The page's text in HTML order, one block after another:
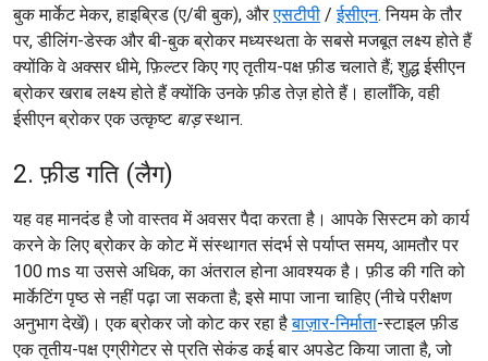
बुक मार्केट मेकर, हाइब्रिड (ए/बी बुक), औरएसटीपी /ईसीएन. नियम के तौर
पर, डीलिंग-डेस्क और बी-बुक ब्रोकर मध्यस्थता के सबसे मजबूत लक्ष्य होते हैं
क्योंकि वे अक्सर धीमे, फ़िल्टर किए गए तृतीय-पक्ष फ़ीड चलाते हैं; शुद्ध ईसीएन
ब्रोकर खराब लक्ष्य होते हैं क्योंकि उनके फ़ीड तेज़ होते हैं। हालाँकि, वही
ईसीएन ब्रोकर एक उत्कृष्ट बाड़स्थान.
2. फ़ीड गति (लैग)
यह वह मानदंड है जो वास्तव में अवसर पैदा करता है। आपके सिस्टम को कार्य
करने के लिए ब्रोकर के कोट में संस्थागत संदर्भ से पर्याप्त समय, आमतौर पर
100 ms या उससे अधिक, का अंतराल होना आवश्यक है। फ़ीड की गति को
मार्केटिंग पृष्ठ से नहीं पढ़ा जा सकता है; इसे मापा जाना चाहिए (नीचे परीक्षण
अनुभाग देखें)। एक ब्रोकर जो कोट कर रहा हैबाज़ार-निर्माता-स्टाइल फ़ीड
एक तृतीय-पक्ष एग्रीगेटर से प्रति सेकंड कई बार अपडेट किया जाता है, जो